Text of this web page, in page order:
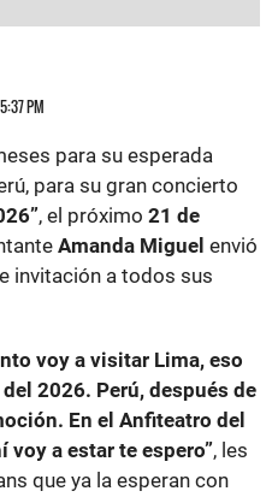
PM
para su esperada
para su gran concierto
, el próximo 21 de
Amanda Miguel envió
invitación a todos sus
voy a visitar Lima, eso
2026. Perú, después de
En el Anfiteatro del
voy a estar te espero”, les
que ya la esperan con